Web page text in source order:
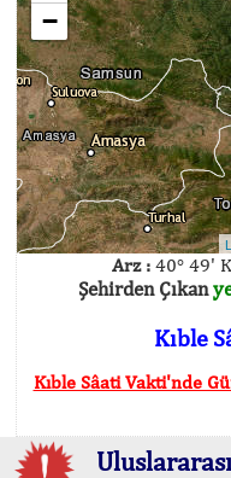
−
Arz :40° 49'
Şehirden Çıkan
Kıble
Kıble Sâati Vakti'nde